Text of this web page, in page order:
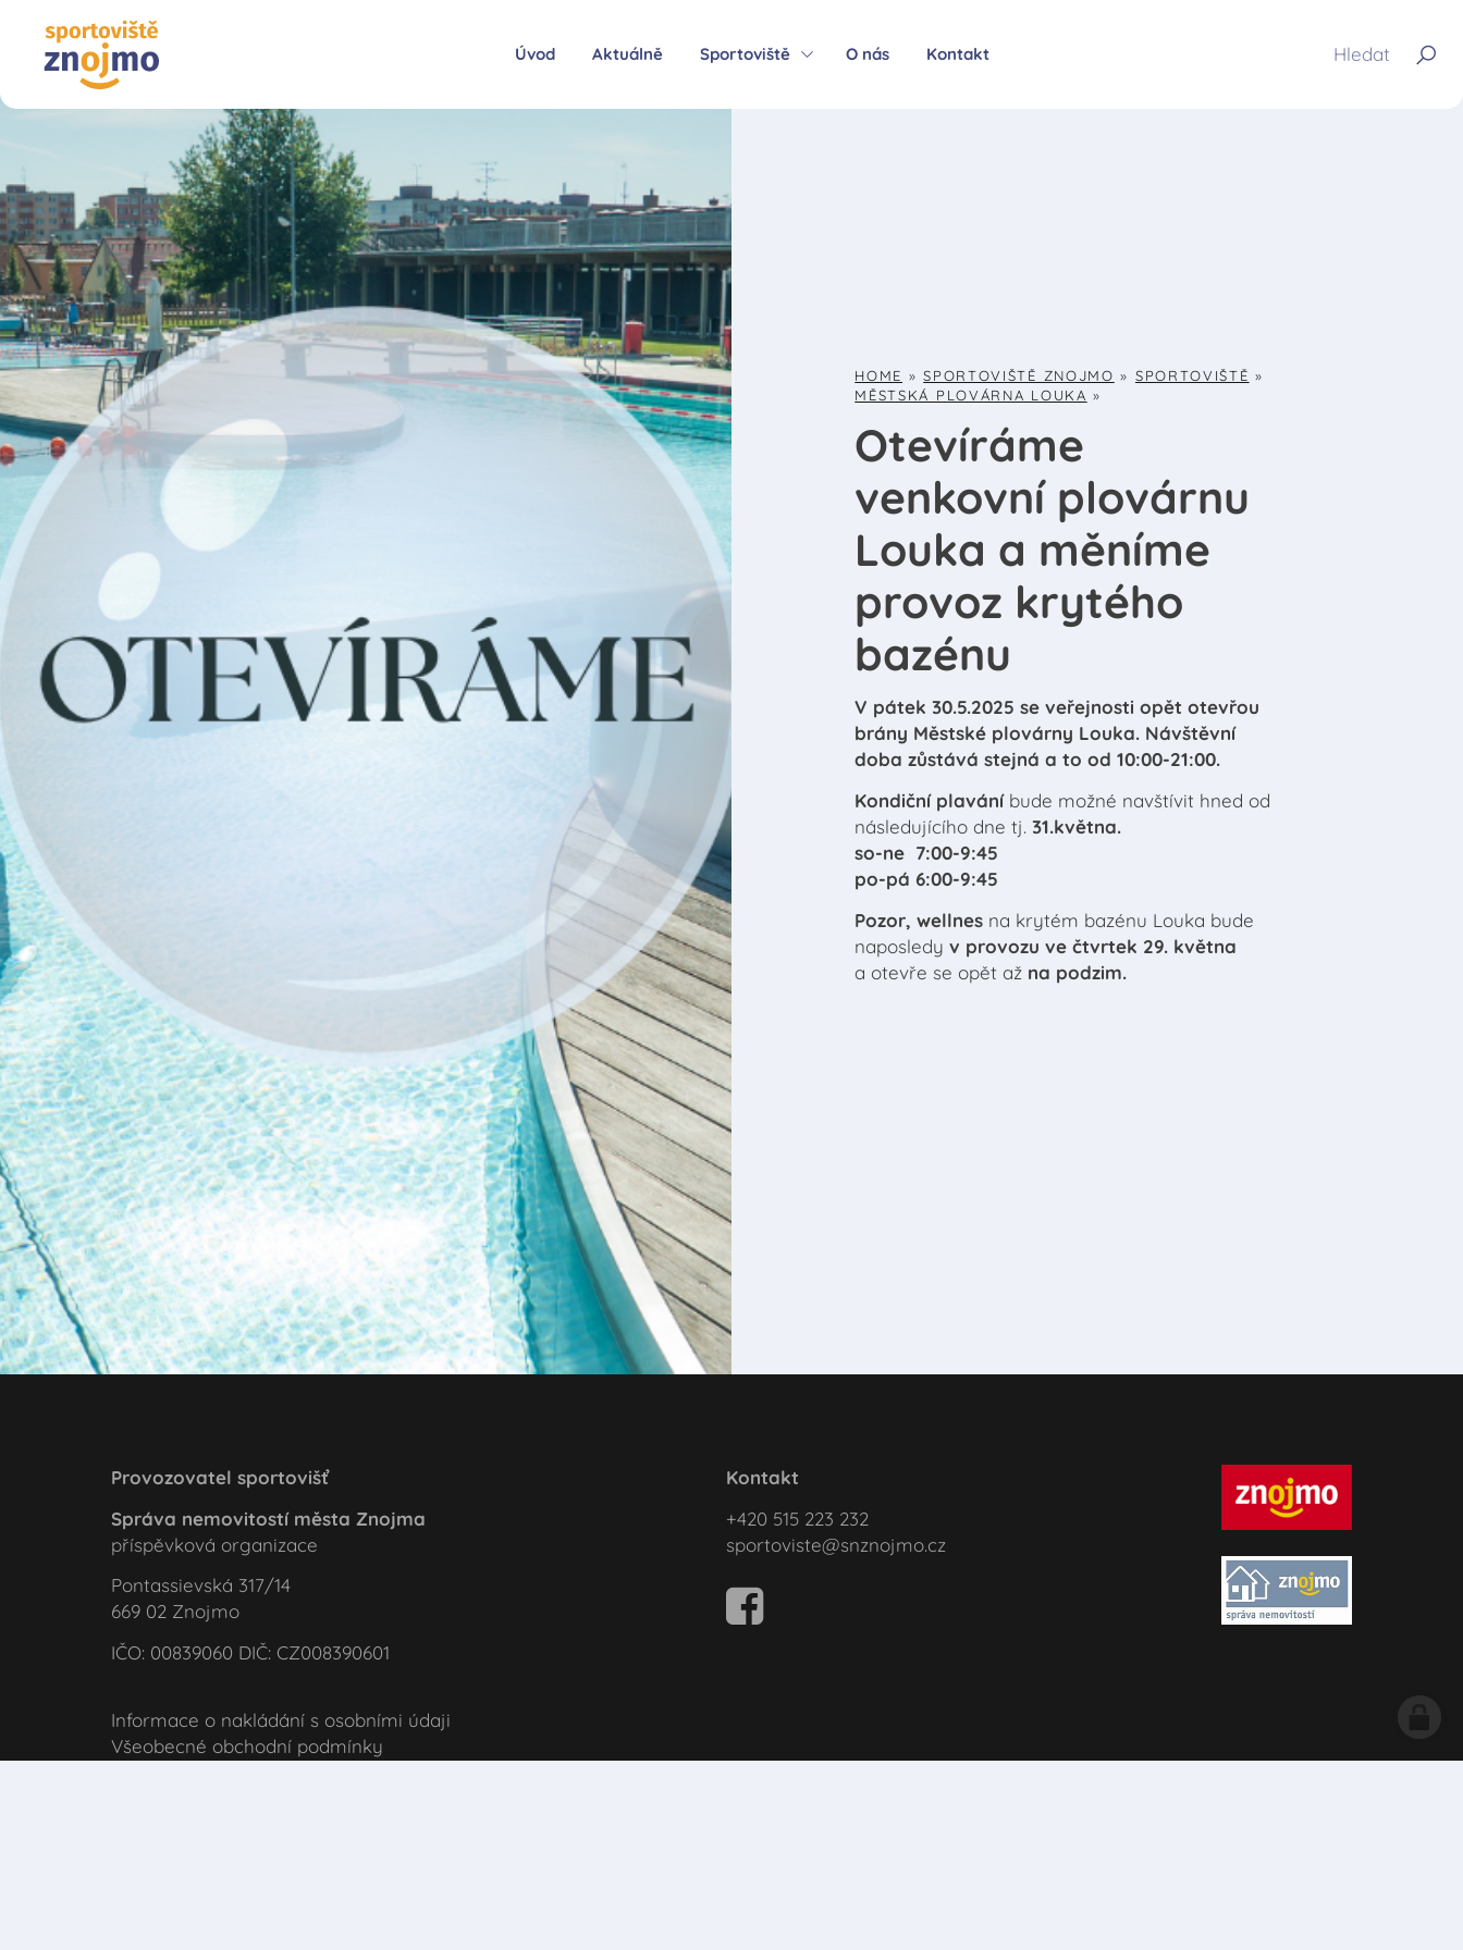
Úvod Aktuálně Sportoviště O nás Kontakt
HOME » SPORTOVIŠTĚ ZNOJMO » SPORTOVIŠTĚ »
MĚSTSKÁ PLOVÁRNA LOUKA »
Otevíráme
venkovní plovárnu
Louka a měníme
provoz krytého
bazénu
V pátek 30.5.2025 se veřejnosti opět otevřou
brány Městské plovárny Louka. Návštěvní
doba zůstává stejná a to od 10:00-21:00.
Kondiční plavání bude možné navštívit hned od
následujícího dne tj. 31.května.
so‑ne 7:00‑9:45
po‑pá 6:00‑9:45
Pozor, wellnes na krytém bazénu Louka bude
naposledyv provozu ve čtvrtek 29. května
a otevře se opět až na podzim.
Provozovatel sportovišť
Správa nemovitostí města Znojma
příspěvková organizace
Pontassievská 317/14
669 02 Znojmo
IČO: 00839060 DIČ: CZ008390601
Informace o nakládání s osobními údaji
Všeobecné obchodní podmínky
Kontakt
+420 515 223 232
sportoviste@snznojmo.cz